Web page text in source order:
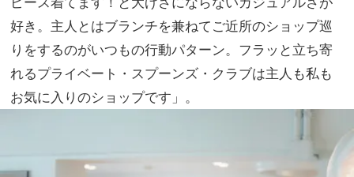
を被
って
も潰
れな
い
好き。主人とはブランチを兼ねてご近所のショップ巡
りをするのがいつもの行動パターン。フラッと立ち寄
れるプライベート・スプーンズ・クラブは主人も私も
お気に入りのショップです」。